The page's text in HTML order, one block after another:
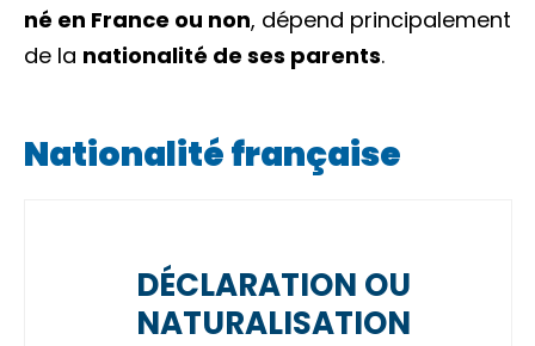
né en France ou non, dépend principalement
de la nationalité de ses parents.
Nationalité française
DÉCLARATION OU
NATURALISATION